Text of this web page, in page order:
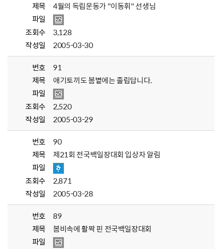
제목
4월의 독립운동가 "이동휘" 선생님
파일
조회수
3,128
작성일
2005-03-30
번호
91
제목
애기토끼도 봄볕에는 졸립답니다.
파일
조회수
2,520
작성일
2005-03-29
번호
90
제목
제21회 전국백일장대회 입상자 알림
파일
조회수
2,871
작성일
2005-03-28
번호
89
제목
봄비속에 활짝 핀 전국백일장대회
파일